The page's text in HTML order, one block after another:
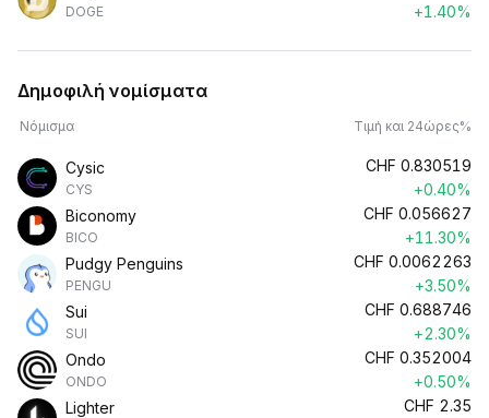
DOGE
+1.40%
Δημοφιλή νομίσματα
Νόμισμα Τιμή και 24ώρες%
Cysic
CYS
CHF 0.830519
+0.40%
Biconomy
BICO
CHF 0.056627
+11.30%
Pudgy Penguins
PENGU
CHF 0.0062263
+3.50%
Sui
SUI
CHF 0.688746
+2.30%
Ondo
ONDO
CHF 0.352004
+0.50%
Lighter
CHF 2.35